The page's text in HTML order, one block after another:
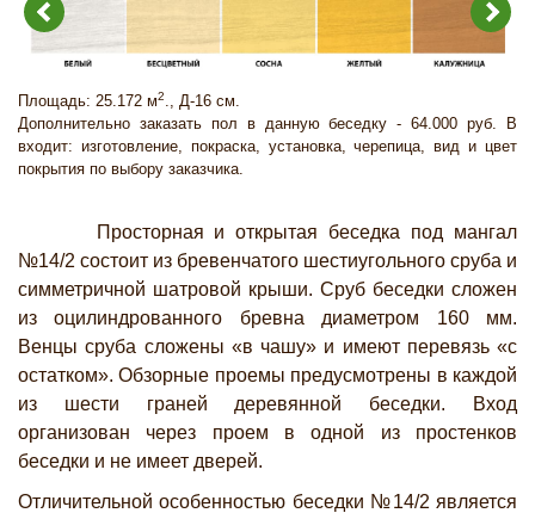
Площадь: 25.172 м2
., Д-16 см.
Дополнительно заказать пол в данную беседку - 64.000 руб. В
входит: изготовление, покраска, установка, черепица, вид и цвет
покрытия по выбору заказчика.
Просторная и открытая беседка под мангал
№14/2 состоит из бревенчатого шестиугольного сруба и
симметричной шатровой крыши. Сруб беседки сложен
из оцилиндрованного бревна диаметром 160 мм.
Венцы сруба сложены «в чашу» и имеют перевязь «с
остатком». Обзорные проемы предусмотрены в каждой
из шести граней деревянной беседки. Вход
организован через проем в одной из простенков
беседки и не имеет дверей.
Отличительной особенностью беседки №14/2 является